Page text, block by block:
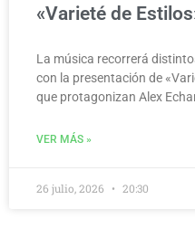
«Varieté de
La música recorrerá
con la presentación de
que protagonizan Alex
VER MÁS »
26 julio, 2026 20:30